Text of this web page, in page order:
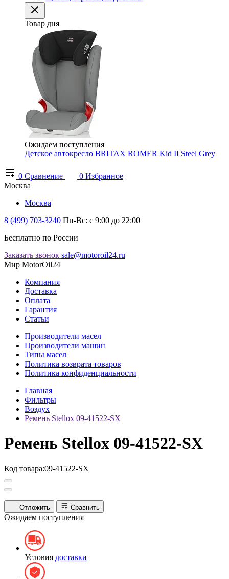
Товар дня
Ожидаем поступления
Детское автокресло BRITAX ROMER Kid II Steel Grey
0 Сравнение 0 Избранное
Москва
Москва
8 (499) 703-3240 Пн-Вс: с 9:00 до 22:00
Бесплатно по России
Заказать звонок sale@motoroil24.ru
Мир MotorOil24
Компания
Доставка
Оплата
Гарантия
Статьи
Производители масел
Производители машин
Типы масел
Политика возврата товаров
Политика конфиденциальности
Главная
Фильтры
Воздух
Ремень Stellox 09-41522-SX
Ремень Stellox 09-41522-SX
Код товара:09-41522-SX
Отложить Сравнить
Ожидаем поступления
Условия доставки